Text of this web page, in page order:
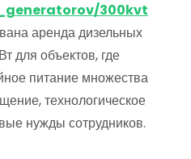
300kvt
аренда дизельных
для объектов, где
питание множества
технологическое
нужды сотрудников.